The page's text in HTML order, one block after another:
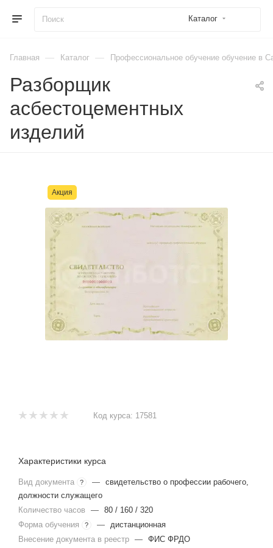
Каталог
Главная — Каталог — Профессиональное обучение обучение в
Разборщик
асбестоцементных
изделий
Акция
Код курса: 17581
Характеристики курса
Вид документа ? — свидетельство о профессии рабочего,
должности служащего
Количество часов
— 80 / 160 / 320
Форма обучения
? —
дистанционная
Внесение документа в реестр — ФИС ФРДО